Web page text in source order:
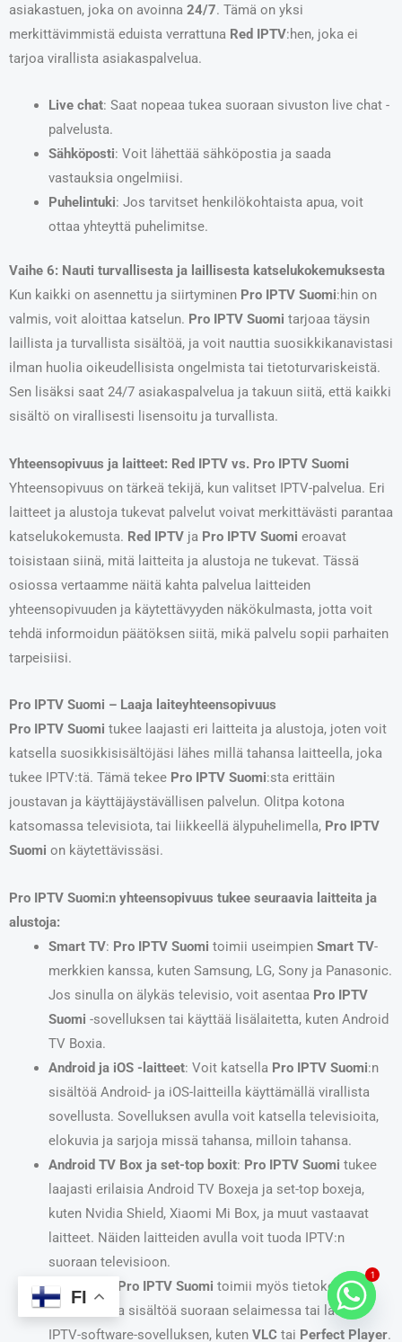
asiakastuen, joka on avoinna 24/7. Tämä on yksi
merkittävimmistä eduista verrattuna Red IPTV:hen, joka ei
tarjoa virallista asiakaspalvelua.
Live chat: Saat nopeaa tukea suoraan sivuston live chat -
palvelusta.
Sähköposti: Voit lähettää sähköpostia ja saada
vastauksia ongelmiisi.
Puhelintuki: Jos tarvitset henkilökohtaista apua, voit
ottaa yhteyttä puhelimitse.
Vaihe 6: Nauti turvallisesta ja laillisesta katselukokemuksesta
Kun kaikki on asennettu ja siirtyminen Pro IPTV Suomi:hin on
valmis, voit aloittaa katselun. Pro IPTV Suomi tarjoaa täysin
laillista ja turvallista sisältöä, ja voit nauttia suosikkikanavistasi
ilman huolia oikeudellisista ongelmista tai tietoturvariskeistä.
Sen lisäksi saat 24/7 asiakaspalvelua ja takuun siitä, että kaikki
sisältö on virallisesti lisensoitu ja turvallista.
Yhteensopivuus ja laitteet: Red IPTV vs. Pro IPTV Suomi
Yhteensopivuus on tärkeä tekijä, kun valitset IPTV-palvelua. Eri
laitteet ja alustoja tukevat palvelut voivat merkittävästi parantaa
katselukokemusta. Red IPTV ja Pro IPTV Suomi eroavat
toisistaan siinä, mitä laitteita ja alustoja ne tukevat. Tässä
osiossa vertaamme näitä kahta palvelua laitteiden
yhteensopivuuden ja käytettävyyden näkökulmasta, jotta voit
tehdä informoidun päätöksen siitä, mikä palvelu sopii parhaiten
tarpeisiisi.
Pro IPTV Suomi – Laaja laiteyhteensopivuus
Pro IPTV Suomi tukee laajasti eri laitteita ja alustoja, joten voit
katsella suosikkisisältöjäsi lähes millä tahansa laitteella, joka
tukee IPTV:tä. Tämä tekee Pro IPTV Suomi:sta erittäin
joustavan ja käyttäjäystävällisen palvelun. Olitpa kotona
katsomassa televisiota, tai liikkeellä älypuhelimella, Pro IPTV
Suomi on käytettävissäsi.
Pro IPTV Suomi:n yhteensopivuus tukee seuraavia laitteita ja
alustoja:
Smart TV: Pro IPTV Suomi toimii useimpien Smart TV-
merkkien kanssa, kuten Samsung, LG, Sony ja Panasonic.
Jos sinulla on älykäs televisio, voit asentaa Pro IPTV
Suomi -sovelluksen tai käyttää lisälaitetta, kuten Android
TV Boxia.
Android ja iOS -laitteet: Voit katsella Pro IPTV Suomi:n
sisältöä Android- ja iOS-laitteilla käyttämällä virallista
sovellusta. Sovelluksen avulla voit katsella televisioita,
elokuvia ja sarjoja missä tahansa, milloin tahansa.
Android TV Box ja set-top boxit: Pro IPTV Suomi tukee
laajasti erilaisia Android TV Boxeja ja set-top boxeja,
kuten Nvidia Shield, Xiaomi Mi Box, ja muut vastaavat
laitteet. Näiden laitteiden avulla voit tuoda IPTV:n
suoraan televisioon.
PC ja Mac
Pro IPTV Suomi toimii myös tietokoneilla.
Voit katsella sisältöä suoraan selaimessa tai ladata
IPTV-software-sovelluksen, kuten VLCtai Perfect Player.
FI
1